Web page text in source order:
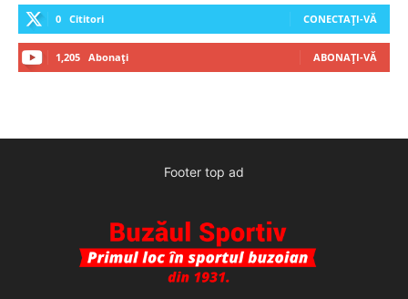
0 Cititori CONECTAȚI-VĂ
1,205 Abonați ABONAȚI-VĂ
Footer top ad